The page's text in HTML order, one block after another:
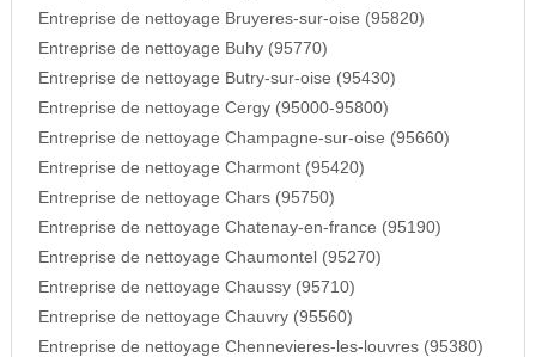
Entreprise de nettoyage Bruyeres-sur-oise (95820)
Entreprise de nettoyage Buhy (95770)
Entreprise de nettoyage Butry-sur-oise (95430)
Entreprise de nettoyage Cergy (95000-95800)
Entreprise de nettoyage Champagne-sur-oise (95660)
Entreprise de nettoyage Charmont (95420)
Entreprise de nettoyage Chars (95750)
Entreprise de nettoyage Chatenay-en-france (95190)
Entreprise de nettoyage Chaumontel (95270)
Entreprise de nettoyage Chaussy (95710)
Entreprise de nettoyage Chauvry (95560)
Entreprise de nettoyage Chennevieres-les-louvres (95380)